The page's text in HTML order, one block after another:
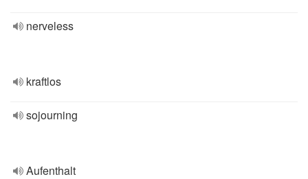
nerveless
kraftlos
sojourning
Aufenthalt